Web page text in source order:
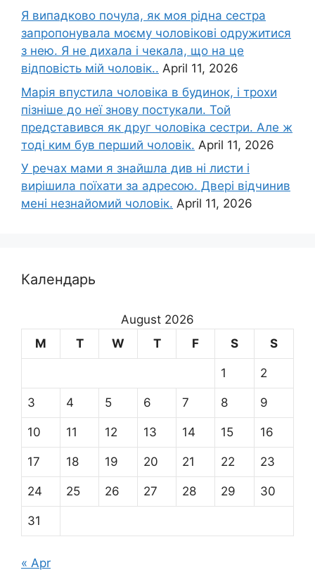
Я випадково почула, як моя рідна сестра
запропонувала моєму чоловікові одружитися
з нею. Я не дихала і чекала, що на це
відповість мій чоловік.. April 11, 2026
Марія впустила чоловіка в будинок, і трохи
пізніше до неї знову постукали. Той
представився як друг чоловіка сестри. Але ж
тоді ким був перший чоловік. April 11, 2026
У речах мами я знайшла див ні листи і
вирішила поїхати за адресою. Двері відчинив
мені незнайомий чоловік. April 11, 2026
Календарь
August 2026
M
T W T F S S
1 2
3 4 5 6 7 8 9
10 11 12 13 14 15 16
17 18 19 20 21 22 23
24 25 26 27 28 29 30
31
« Apr